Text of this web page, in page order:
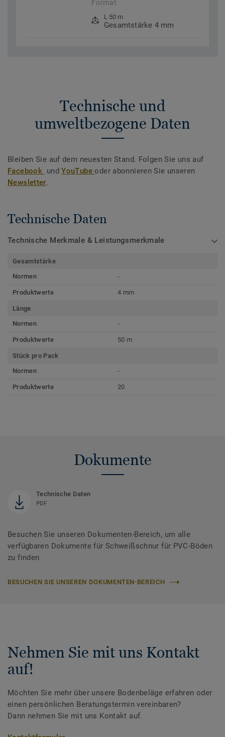
Format
L 50 m
Gesamtstärke 4 mm
Technische und
umweltbezogene Daten
Bleiben Sie auf dem neuesten Stand. Folgen Sie uns auf
Facebook undYouTubeoder abonnieren Sie unseren
Newsletter.
Technische Daten
Technische Merkmale & Leistungsmerkmale
Gesamtstärke
Normen
-
Produktwerte 4 mm
Länge
Normen
-
Produktwerte 50 m
Stück pro Pack
Normen
-
Produktwerte 20
Dokumente
Technische Daten
PDF
Besuchen Sie unseren Dokumenten-Bereich, um alle
verfügbaren Dokumente für Schweißschnur für PVC-Böden
zu finden
BESUCHEN SIE UNSEREN DOKUMENTEN-BEREICH
Nehmen Sie mit uns Kontakt
auf!
Möchten Sie mehr über unsere Bodenbeläge erfahren oder
einen persönlichen Beratungstermin vereinbaren?
Dann nehmen Sie mit uns Kontakt auf.